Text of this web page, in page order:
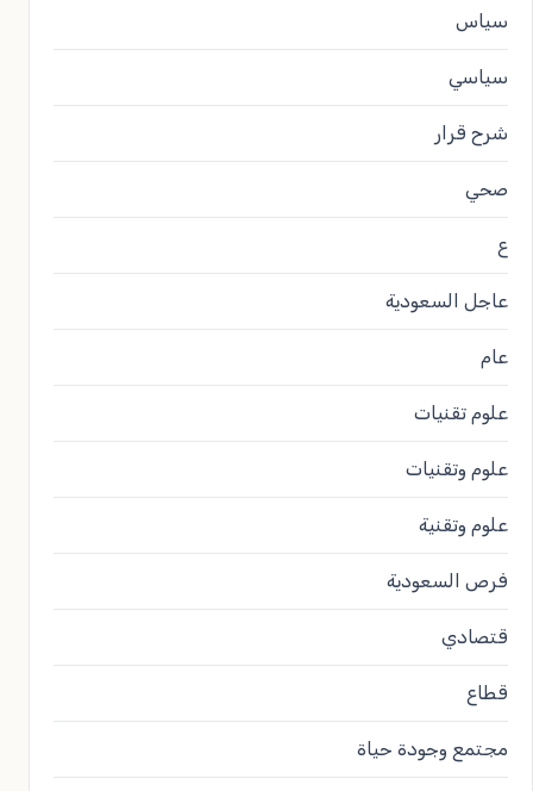
سياس
سياسي
شرح قرار
صحي
ع
عاجل السعودية
عام
علوم تقنيات
علوم وتقنيات
علوم وتقنية
فرص السعودية
قتصادي
قطاع
مجتمع وجودة حياة